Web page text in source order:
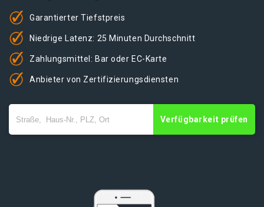
Garantierter Tiefstpreis
Niedrige Latenz: 25 Minuten Durchschnitt
Zahlungsmittel: Bar oder EC-Karte
Anbieter von Zertifizierungsdiensten
Verfügbarkeit prüfen